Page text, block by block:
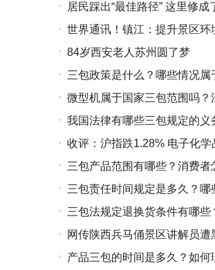
居民踩出“最佳路径” 这里修
世界通讯！镇江：提升景区环
84岁西安老人苏州圆了梦
三包政策是什么？哪些情况属
微型机属于国家三包范围吗？
我国法律有哪些三包规定的义
收评：沪指跌1.28% 电子化
三包产品范围有哪些？消费者
三包责任时间规定是多久？
三包法规定退换货条件有哪
网传陕西兵马俑景区讲解员
产品三包的时间是多久？如何